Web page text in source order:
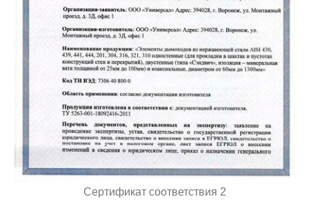
Сертификат соответствия 2